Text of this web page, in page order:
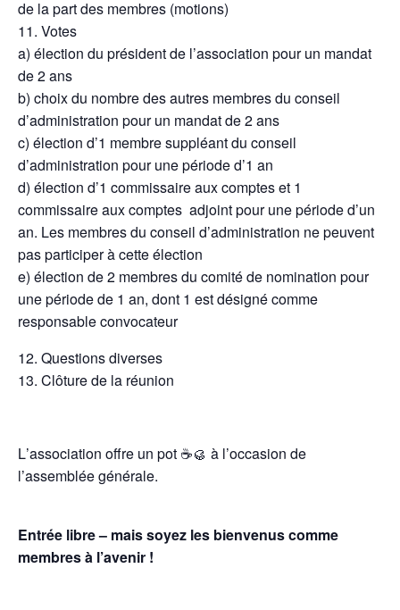
de la part des membres (motions)
Votes
a) élection du président de l’association pour un mandat
de 2 ans
b) choix du nombre des autres membres du conseil
d’administration pour un mandat de 2 ans
c) élection d’1 membre suppléant du conseil
d’administration pour une période d’1 an
d) élection d’1 commissaire aux comptes et 1
commissaire aux comptes adjoint pour une période d’un
an. Les membres du conseil d’administration ne peuvent
pas participer à cette élection
e) élection de 2 membres du comité de nomination pour
une période de 1 an, dont 1 est désigné comme
responsable convocateur
Questions diverses
Clôture de la réunion
L’association offre un pot ☕️🥮 à l’occasion de
l’assemblée générale.
Entrée libre – mais soyez les bienvenus comme
membres à l’avenir !